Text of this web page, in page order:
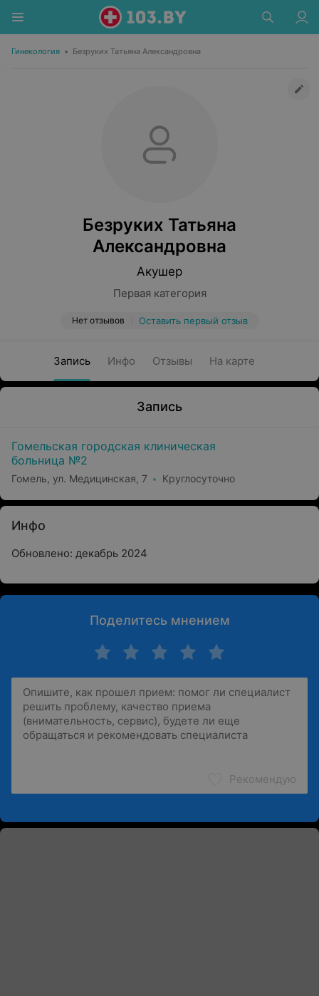
Гинекология • Безруких Татьяна Александровна
Безруких Татьяна
Александровна
Акушер
Первая категория
Нет отзывов Оставить первый отзыв
Запись Инфо Отзывы На карте
Запись
Гомельская городская клиническая
больница №2
Гомель, ул. Медицинская, 7 Круглосуточно
Инфо
Обновлено: декабрь 2024
Поделитесь мнением
Рекомендую